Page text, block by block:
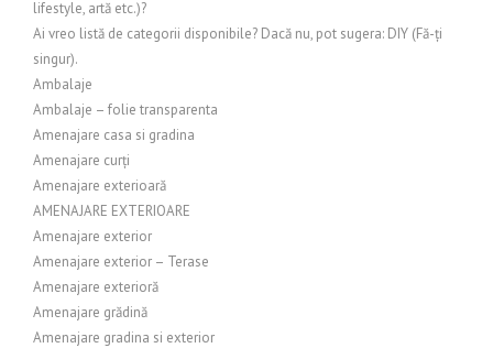
lifestyle, artă etc.)?
Ai vreo listă de categorii disponibile? Dacă nu, pot sugera: DIY (Fă-ți
singur).
Ambalaje
Ambalaje – folie transparenta
Amenajare casa si gradina
Amenajare curți
Amenajare exterioară
AMENAJARE EXTERIOARE
Amenajare exterior
Amenajare exterior – Terase
Amenajare exterioră
Amenajare grădină
Amenajare gradina si exterior